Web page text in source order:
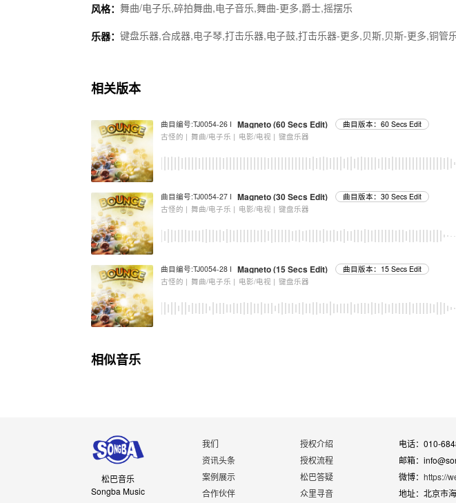
风格： 舞曲/电子乐,碎拍舞曲,电子音乐,舞曲-更多,爵士,摇摆乐
乐器： 键盘乐器,合成器,电子琴,打击乐器,电子鼓,打击乐器-更多,贝斯,贝斯-更多,铜管
相关版本
曲目编号:TJ0054-26 I Magneto (60 Secs Edit)
曲目版本：60 Secs Edit
古怪的 | 舞曲/电子乐 | 电影/电视 | 键盘乐器
曲目编号:TJ0054-27 I Magneto (30 Secs Edit)
曲目版本：30 Secs Edit
古怪的 | 舞曲/电子乐 | 电影/电视 | 键盘乐器
曲目编号:TJ0054-28 I Magneto (15 Secs Edit)
曲目版本：15 Secs Edit
古怪的 | 舞曲/电子乐 | 电影/电视 | 键盘乐器
相似音乐
松巴音乐
Songba Music
我们
资讯头条
案例展示
合作伙伴
授权介绍
授权流程
松巴答疑
众里寻音
电话：010-
邮箱：
微博： https://
地址：北京市